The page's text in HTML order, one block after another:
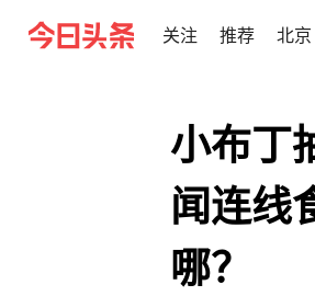
关注 推荐 北京
小布丁
闻连线
哪？